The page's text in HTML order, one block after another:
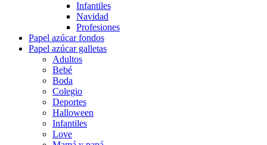
Infantiles
Navidad
Profesiones
Papel azúcar fondos
Papel azúcar galletas
Adultos
Bebé
Boda
Colegio
Deportes
Halloween
Infantiles
Love